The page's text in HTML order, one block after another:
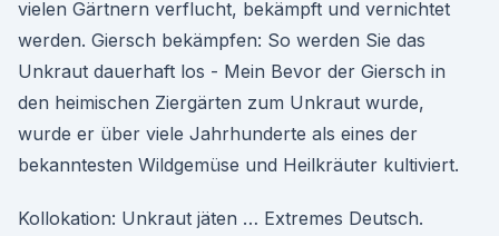
vielen Gärtnern verflucht, bekämpft und vernichtet
werden. Giersch bekämpfen: So werden Sie das
Unkraut dauerhaft los - Mein Bevor der Giersch in
den heimischen Ziergärten zum Unkraut wurde,
wurde er über viele Jahrhunderte als eines der
bekanntesten Wildgemüse und Heilkräuter kultiviert.
Kollokation: Unkraut jäten … Extremes Deutsch.